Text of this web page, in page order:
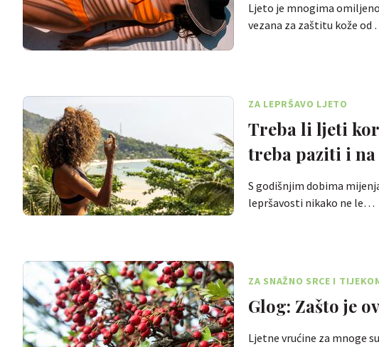
Ljeto je mnogima
vezana za zaštitu kože od
ZA LEPRŠAVO LJETO
Treba li ljeti
treba paziti i
S godišnjim dobima
lepršavosti nikako ne le…
ZA SNAŽNO SRCE I
Glog: Zašto je
Ljetne vrućine za mnoge